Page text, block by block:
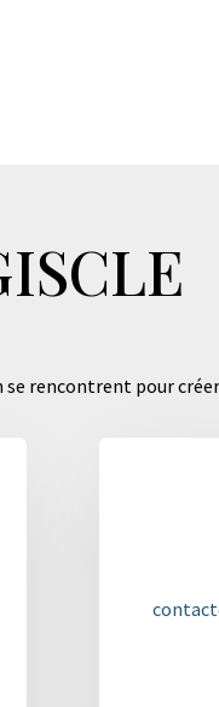
rencontrent pour créer